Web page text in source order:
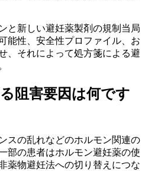
と新しい避妊薬製剤の規制当局
能性、安全性プロファイル、お
、それによって処方箋による避
阻害要因は何です
スの乱れなどのホルモン関連の
部の患者はホルモン避妊薬の使
薬物避妊法への切り替えにつな